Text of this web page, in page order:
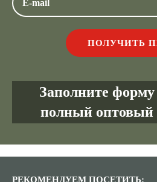
Заполните
полный оптовый
РЕКОМЕНДУЕМ ПОСЕТИТЬ: